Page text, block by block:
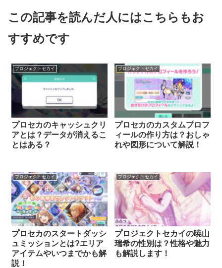
この記事を読んだ人にはこちらもお
すすめです
プロジェクトセカイ
プロセカのキャッシュクリ
アとは？データが消えるこ
とはある？
プロジェクトセカイ
プロセカのカスタムプロフ
ィールの作り方は？おしゃ
れや図形について解説！
プロジェクトセカイ
プロセカのスタートダッシ
ュミッションとは?エリア
アイテムやいつまでかも解
説！
プロジェクトセカイ
プロジェクトセカイの暁山
瑞希の性別は？性格や魅力
も解説します！